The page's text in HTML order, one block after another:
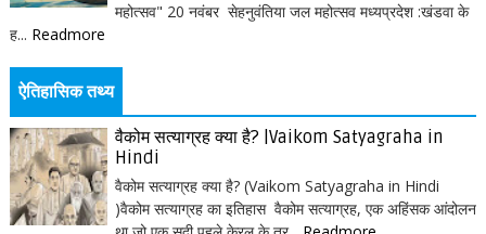
महोत्सव" 20 नवंबर सेहनुवंतिया जल महोत्सव मध्यप्रदेश :खंडवा के
ह... Readmore
ऐतिहासिक तथ्य
वैकोम सत्याग्रह क्या है? |Vaikom Satyagraha in
Hindi
वैकोम सत्याग्रह क्या है? (Vaikom Satyagraha in Hindi
)वैकोम सत्याग्रह का इतिहास वैकोम सत्याग्रह, एक अहिंसक आंदोलन